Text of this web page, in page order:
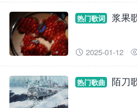
热门歌词 浆果
 2025-01-12
热门歌曲 陌刀